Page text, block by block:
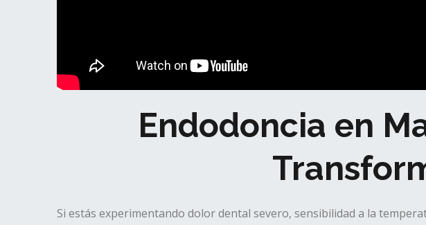
Endodoncia en
Si estás experimentando dolor dental severo, sensibilidad a la